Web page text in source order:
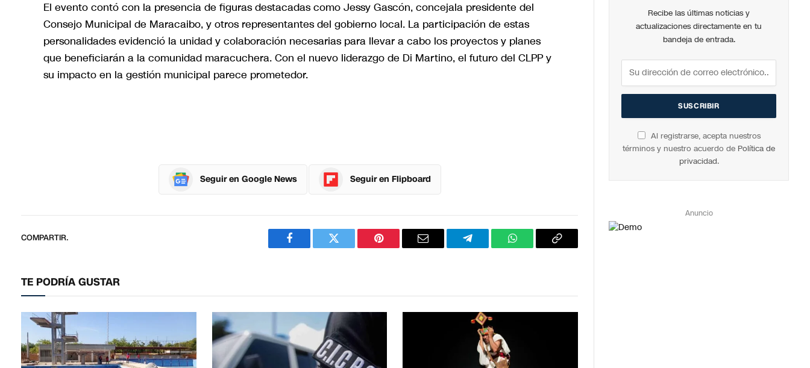
El evento contó con la presencia de figuras destacadas como Jessy Gascón, concejala presidente del
Consejo Municipal de Maracaibo, y otros representantes del gobierno local. La participación de estas
personalidades evidenció la unidad y colaboración necesarias para llevar a cabo los proyectos y planes
que beneficiarán a la comunidad maracuchera. Con el nuevo liderazgo de Di Martino, el futuro del CLPP y
su impacto en la gestión municipal parece prometedor.
Seguir en Google News Seguir en Flipboard
COMPARTIR.
FacebookTwitter PinterestCorreo
TelegramWhatsAppCopiar
TE PODRÍA GUSTAR
Recibe las últimas noticias y
actualizaciones directamente en tu
bandeja de entrada.
Al registrarse, acepta nuestros
términos y nuestro acuerdo de Política de
privacidad.
Anuncio